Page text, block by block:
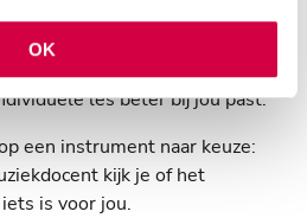
OK
niet alleen aan veel
maar bovendien kijken of
les beter bij jou past.
een instrument naar keuze:
kijk je of het
is voor jou.